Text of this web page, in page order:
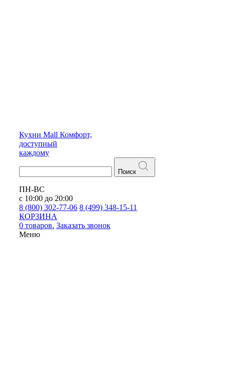
Кухни Mall Комфорт,
доступный
каждому
Поиск
ПН-ВС
с 10:00 до 20:00
8 (800) 302-77-06 8 (499) 348-15-11
КОРЗИНА
0 товаров. Заказать звонок
Меню